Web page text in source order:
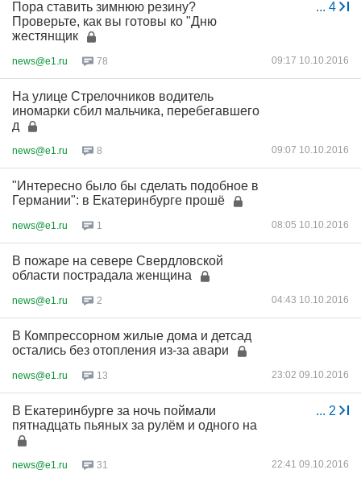
... 4
Пора ставить зимнюю резину?
Проверьте, как вы готовы ко "Дню
жестянщик
news@e1.ru 78 09:17 10.10.2016
На улице Стрелочников водитель
иномарки сбил мальчика, перебегавшего
д
news@e1.ru 8 09:07 10.10.2016
"Интересно было бы сделать подобное в
Германии": в Екатеринбурге прошё
news@e1.ru 1 08:05 10.10.2016
В пожаре на севере Свердловской
области пострадала женщина
news@e1.ru 2 04:43 10.10.2016
В Компрессорном жилые дома и детсад
остались без отопления из-за авари
news@e1.ru 13 23:02 09.10.2016
... 2
В Екатеринбурге за ночь поймали
пятнадцать пьяных за рулём и одного на
news@e1.ru 31 22:41 09.10.2016